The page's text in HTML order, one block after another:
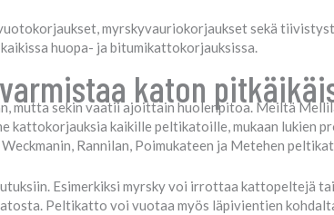
myrskyvauriokorjaukset sekä
huopa- ja bitumikattokorjauksissa.
katon
mutta sekin vaatii ajoittain huolenpitoa. Meiltä
kattokorjauksia kaikille peltikatoille, mukaan
Rannilan, Poimukateen ja Metehen
Esimerkiksi myrsky voi irrottaa kattopeltejä
Peltikatto voi vuotaa myös läpivientien